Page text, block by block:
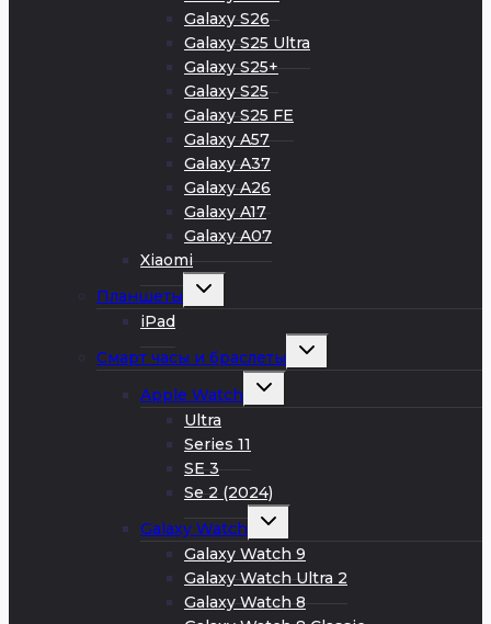
Galaxy S26
Galaxy S25 Ultra
Galaxy S25+
Galaxy S25
Galaxy S25 FE
Galaxy A57
Galaxy A37
Galaxy A26
Galaxy A17
Galaxy A07
Xiaomi
Планшеты
Развернуть
iPad
Смарт часы и браслеты
Развернуть
Apple Watch
Развернуть
Ultra
Series 11
SE 3
Se 2 (2024)
Galaxy Watch
Развернуть
меню
Galaxy Watch 9
Galaxy Watch Ultra 2
Galaxy Watch 8